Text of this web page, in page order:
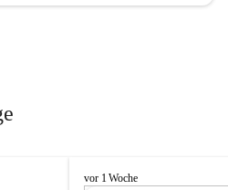
V
vor 1 Woche